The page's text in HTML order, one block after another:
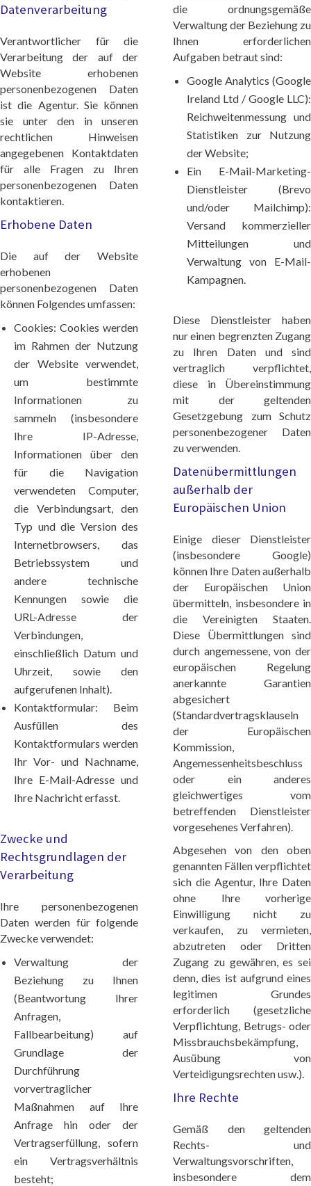
Datenverarbeitung
Verantwortlicher für die
Verarbeitung der auf der
Website erhobenen
personenbezogenen Daten
ist die Agentur. Sie können
sie unter den in unseren
rechtlichen Hinweisen
angegebenen Kontaktdaten
für alle Fragen zu Ihren
personenbezogenen Daten
kontaktieren.
Erhobene Daten
Die auf der Website
erhobenen
personenbezogenen Daten
können Folgendes umfassen:
Cookies: Cookies werden
im Rahmen der Nutzung
der Website verwendet,
um bestimmte
Informationen zu
sammeln (insbesondere
Ihre IP-Adresse,
Informationen über den
für die Navigation
verwendeten Computer,
die Verbindungsart, den
Typ und die Version des
Internetbrowsers, das
Betriebssystem und
andere technische
Kennungen sowie die
URL-Adresse der
Verbindungen,
einschließlich Datum und
Uhrzeit, sowie den
aufgerufenen Inhalt).
Kontaktformular: Beim
Ausfüllen des
Kontaktformulars werden
Ihr Vor- und Nachname,
Ihre E-Mail-Adresse und
Ihre Nachricht erfasst.
Zwecke und
Rechtsgrundlagen der
Verarbeitung
Ihre personenbezogenen
Daten werden für folgende
Zwecke verwendet:
Verwaltung der
Beziehung zu Ihnen
(Beantwortung Ihrer
Anfragen,
Fallbearbeitung) auf
Grundlage der
Durchführung
vorvertraglicher
Maßnahmen auf Ihre
Anfrage hin oder der
Vertragserfüllung, sofern
ein Vertragsverhältnis
besteht;
die ordnungsgemäße
Verwaltung der Beziehung zu
Ihnen erforderlichen
Aufgaben betraut sind:
Google Analytics (Google
Ireland Ltd / Google LLC):
Reichweitenmessung und
Statistiken zur Nutzung
der Website;
Ein E-Mail-Marketing-
Dienstleister (Brevo
und/oder Mailchimp):
Versand kommerzieller
Mitteilungen und
Verwaltung von E-Mail-
Kampagnen.
Diese Dienstleister haben
nur einen begrenzten Zugang
zu Ihren Daten und sind
vertraglich verpflichtet,
diese in Übereinstimmung
mit der geltenden
Gesetzgebung zum Schutz
personenbezogener Daten
zu verwenden.
Datenübermittlungen
außerhalb der
Europäischen Union
Einige dieser Dienstleister
(insbesondere Google)
können Ihre Daten außerhalb
der Europäischen Union
übermitteln, insbesondere in
die Vereinigten Staaten.
Diese Übermittlungen sind
durch angemessene, von der
europäischen Regelung
anerkannte Garantien
abgesichert
(Standardvertragsklauseln
der Europäischen
Kommission,
Angemessenheitsbeschluss
oder ein anderes
gleichwertiges vom
betreffenden Dienstleister
vorgesehenes Verfahren).
Abgesehen von den oben
genannten Fällen verpflichtet
sich die Agentur, Ihre Daten
ohne Ihre vorherige
Einwilligung nicht zu
verkaufen, zu vermieten,
abzutreten oder Dritten
Zugang zu gewähren, es sei
denn, dies ist aufgrund eines
legitimen Grundes
erforderlich (gesetzliche
Verpflichtung, Betrugs- oder
Missbrauchsbekämpfung,
Ausübung von
Verteidigungsrechten usw.).
Ihre Rechte
Gemäß den geltenden
Rechts- und
Verwaltungsvorschriften,
insbesondere dem